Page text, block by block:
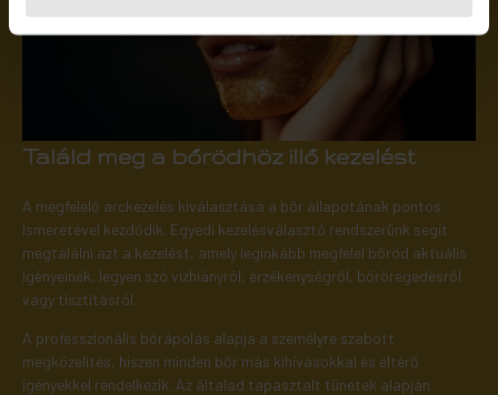
Találd meg a bőrödhöz illő kezelést
A megfelelő arckezelés kiválasztása a bőr állapotának pontos
ismeretével kezdődik. Egyedi kezelésválasztó rendszerünk segít
megtalálni azt a kezelést, amely leginkább megfelel bőröd aktuális
igényeinek, legyen szó vízhiányról, érzékenységről, bőröregedésről
vagy tisztításról.
A professzionális bőrápolás alapja a személyre szabott
megközelítés, hiszen minden bőr más kihívásokkal és eltérő
igényekkel rendelkezik. Az általad tapasztalt tünetek alapján